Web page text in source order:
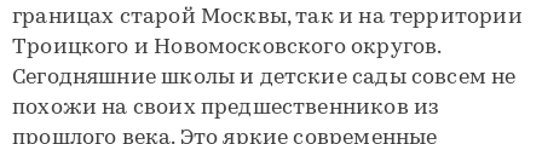
границах старой Москвы, так и на территории
Троицкого и Новомосковского округов.
Сегодняшние школы и детские сады совсем не
похожи на своих предшественников из
прошлого века. Это яркие современные